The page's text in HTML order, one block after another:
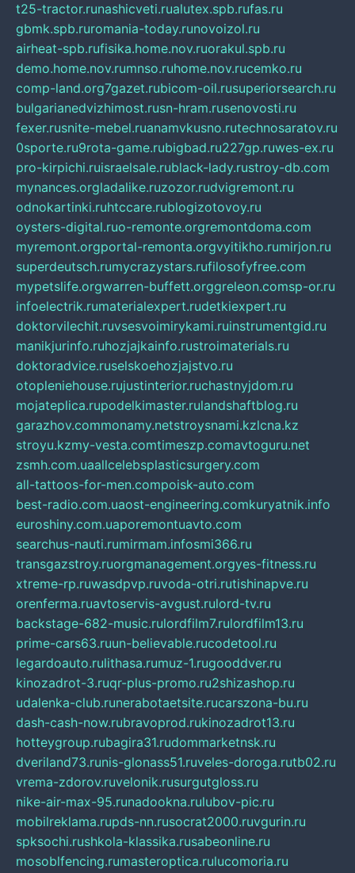
t25-tractor.runashicveti.rualutex.spb.rufas.ru
gbmk.spb.ruromania-today.runovoizol.ru
airheat-spb.rufisika.home.nov.ruorakul.spb.ru
demo.home.nov.rumnso.ruhome.nov.rucemko.ru
comp-land.org7gazet.rubicom-oil.rusuperiorsearch.ru
bulgarianedvizhimost.rusn-hram.rusenovosti.ru
fexer.rusnite-mebel.ruanamvkusno.rutechnosaratov.ru
0sporte.ru9rota-game.rubigbad.ru227gp.ruwes-ex.ru
pro-kirpichi.ruisraelsale.rublack-lady.rustroy-db.com
mynances.orgladalike.ruzozor.rudvigremont.ru
odnokartinki.ruhtccare.rublogizotovoy.ru
oysters-digital.ruo-remonte.orgremontdoma.com
myremont.orgportal-remonta.orgvyitikho.rumirjon.ru
superdeutsch.rumycrazystars.rufilosofyfree.com
mypetslife.orgwarren-buffett.orggreleon.comsp-or.ru
infoelectrik.rumaterialexpert.rudetkiexpert.ru
doktorvilechit.ruvsesvoimirykami.ruinstrumentgid.ru
manikjurinfo.ruhozjajkainfo.rustroimaterials.ru
doktoradvice.ruselskoehozjajstvo.ru
otopleniehouse.rujustinterior.ruchastnyjdom.ru
mojateplica.rupodelkimaster.rulandshaftblog.ru
garazhov.commonamy.netstroysnami.kzlcna.kz
stroyu.kzmy-vesta.comtimeszp.comavtoguru.net
zsmh.com.uaallcelebsplasticsurgery.com
all-tattoos-for-men.compoisk-auto.com
best-radio.com.uaost-engineering.comkuryatnik.info
euroshiny.com.uaporemontuavto.com
searchus-nauti.rumirmam.infosmi366.ru
transgazstroy.ruorgmanagement.orgyes-fitness.ru
xtreme-rp.ruwasdpvp.ruvoda-otri.rutishinapve.ru
orenferma.ruavtoservis-avgust.rulord-tv.ru
backstage-682-music.rulordfilm7.rulordfilm13.ru
prime-cars63.ruun-believable.rucodetool.ru
legardoauto.rulithasa.rumuz-1.rugooddver.ru
kinozadrot-3.ruqr-plus-promo.ru2shizashop.ru
udalenka-club.runerabotaetsite.rucarszona-bu.ru
dash-cash-now.rubravoprod.rukinozadrot13.ru
hotteygroup.rubagira31.rudommarketnsk.ru
dveriland73.runis-glonass51.ruveles-doroga.rutb02.ru
vrema-zdorov.ruvelonik.rusurgutgloss.ru
nike-air-max-95.runadookna.rulubov-pic.ru
mobilreklama.rupds-nn.rusocrat2000.ruvgurin.ru
spksochi.rushkola-klassika.rusabeonline.ru
mosoblfencing.rumasteroptica.rulucomoria.ru